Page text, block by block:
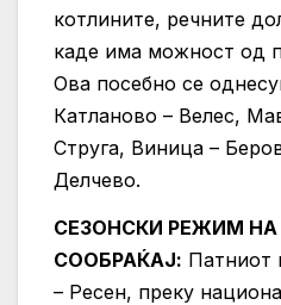
котлините, речните
каде има можност од
Ова посебно се
Катланово – Велес,
Струга, Виница –
Делчево.
СЕЗОНСКИ РЕЖИМ НА
СООБРАЌАЈ: Патниот
– Ресен, преку